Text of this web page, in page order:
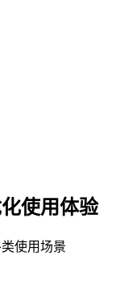
使用体验
使用场景